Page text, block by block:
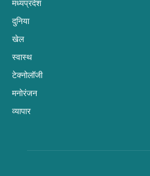
मध्यप्रदेश
दुनिया
खेल
स्वास्थ
टेक्नोलॉजी
मनोरंजन
व्यापार